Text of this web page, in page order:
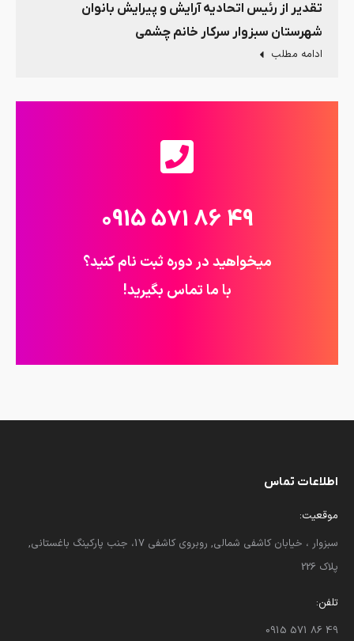
تقدیر از رئیس اتحادیه آرایش و پیرایش بانوان
شهرستان سبزوار سرکار خانم چشمی
ادامه مطلب
49 86 571 0915
میخواهید در دوره ثبت نام کنید؟
با ما تماس بگیرید!
اطلاعات تماس
موقعیت:
سبزوار ، خیابان کاشفی شمالی, روبروی کاشفی 17، جنب پارکینگ باغستانی,
پلاک 226
تلفن:
49 86 571 0915